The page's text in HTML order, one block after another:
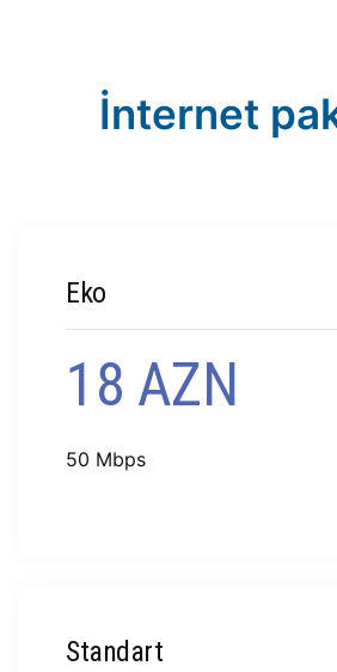
İnternet
Eko
18 AZN
50 Mbps
Standart